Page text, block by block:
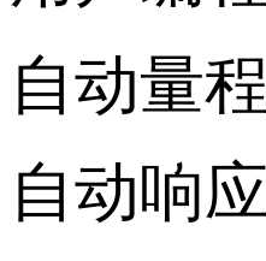
自动量
自动响